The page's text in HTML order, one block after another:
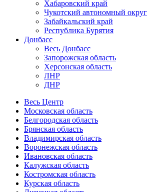
Хабаровский край
Чукотский автономный округ
Забайкальский край
Республика Бурятия
Донбасс
Весь Донбасс
Запорожская область
Херсонская область
ЛНР
ДНР
Весь Центр
Московская область
Белгородская область
Брянская область
Владимирская область
Воронежская область
Ивановская область
Калужская область
Костромская область
Курская область